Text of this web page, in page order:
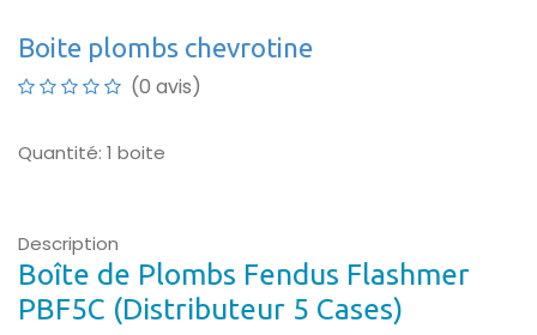
Boite plombs chevrotine
(0 avis)
Quantité: 1 boite
Description
Boîte de Plombs Fendus Flashmer
PBF5C (Distributeur 5 Cases)